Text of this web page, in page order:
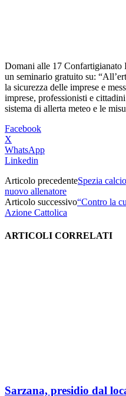
Domani alle 17 Confartigianato
un seminario gratuito su:
la sicurezza delle imprese e
imprese, professionisti e
sistema di allerta meteo e le
Facebook
X
WhatsApp
Linkedin
Articolo precedenteSpezia
nuovo allenatore
Articolo successivo“Contro la
Azione Cattolica
ARTICOLI CORRELATI
Sarzana, presidio dal